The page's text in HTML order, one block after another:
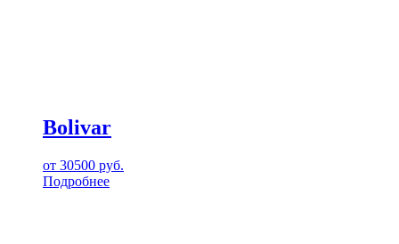
Bolivar
от 30500 руб.
Подробнее